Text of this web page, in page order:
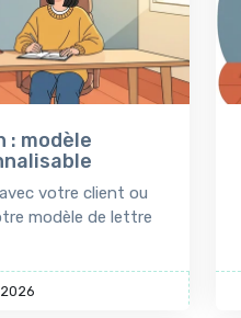
: modèle
votre client ou
modèle de lettre